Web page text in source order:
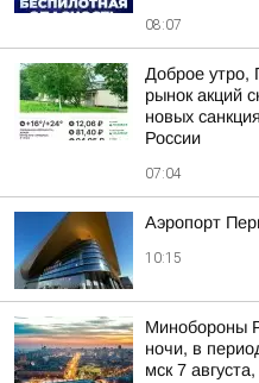
08:07
Доброе утро,
рынок акций
новых
России
07:04
Аэропорт
10:15
Минобороны
ночи, в
мск 7